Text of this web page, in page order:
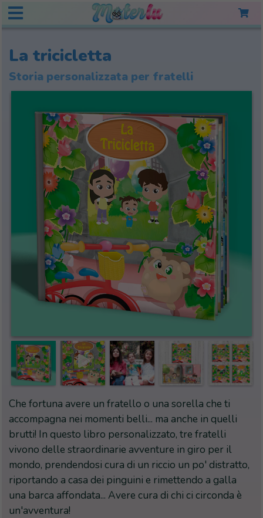
La tricicletta
Storia personalizzata per fratelli
Che fortuna avere un fratello o una sorella che ti
accompagna nei momenti belli... ma anche in quelli
brutti! In questo libro personalizzato, tre fratelli
vivono delle straordinarie avventure in giro per il
mondo, prendendosi cura di un riccio un po' distratto,
riportando a casa dei pinguini e rimettendo a galla
una barca affondata... Avere cura di chi ci circonda è
un'avventura!